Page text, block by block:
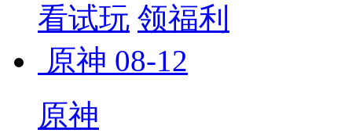
看试玩 领福利
原神 08-12
原神